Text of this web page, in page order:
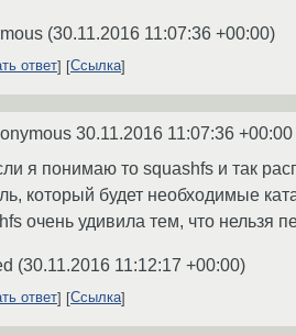
(30.11.2016 11:07:36 +00:00)
ответ Ссылка
30.11.2016 11:07:36 +00:00
я понимаю то squashfs и так
который будет необходимые
очень удивила тем, что нельзя
(30.11.2016 11:12:17 +00:00)
ответ Ссылка